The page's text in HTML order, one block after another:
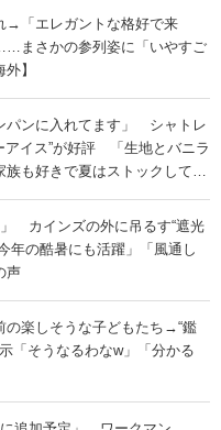
→「エレガントな格好で来
まさかの参列姿に「いやすご
】
パンに入れてます」 シャトレ
アイス”が好評 「生地とバニラ
も好きで夏はストックして
」 カインズの外に吊るす“遮光
年の酷暑にも活躍」「風通し
声
の楽しそうな子どもたち→“鑑
「そうなるわなw」「分かる